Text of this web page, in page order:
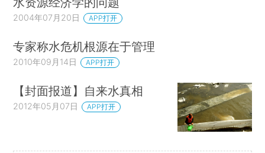
2004年07月20日 APP打开
专家称水危机根源在于管理
2010年09月14日 APP打开
【封面报道】自来水真相
2012年05月07日 APP打开